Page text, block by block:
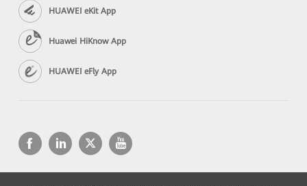
HUAWEI eKit App
Huawei HiKnow App
HUAWEI eFly App